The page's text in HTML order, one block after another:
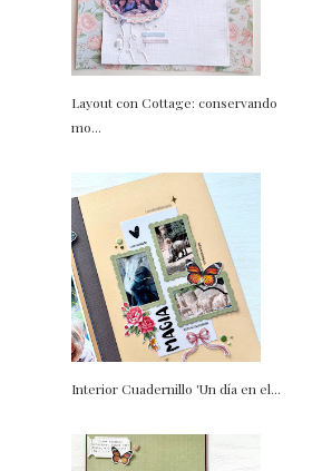
Layout con Cottage: conservando
mo...
Interior Cuadernillo 'Un día en el...